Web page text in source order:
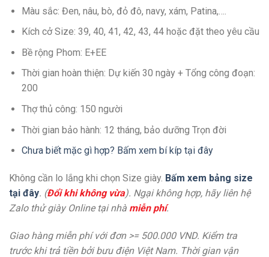
Màu sắc: Đen, nâu, bò, đỏ đô, navy, xám, Patina,….
Kích cở Size: 39, 40, 41, 42, 43, 44 hoặc đặt theo yêu cầu
Bề rộng Phom: E+EE
Thời gian hoàn thiện: Dự kiến 30 ngày + Tổng công đoạn:
200
Thợ thủ công: 150 người
Thời gian bảo hành: 12 tháng, bảo dưỡng Trọn đời
Chưa biết mặc gì hợp? Bấm xem bí kíp tại đây
Không cần lo lắng khi chọn Size giày. Bấm xem bảng size
tại đây. (Đổi khi không vừa). Ngại không hợp, hãy liên hệ
Zalo thử giày Online tại nhà miễn phí.
Giao hàng miễn phí với đơn >= 500.000 VND. Kiểm tra
trước khi trả tiền bởi bưu điện Việt Nam. Thời gian vận